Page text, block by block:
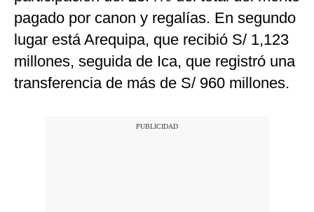
pagado por canon y regalías. En segundo
lugar está Arequipa, que recibió S/ 1,123
millones, seguida de Ica, que registró una
transferencia de más de S/ 960 millones.